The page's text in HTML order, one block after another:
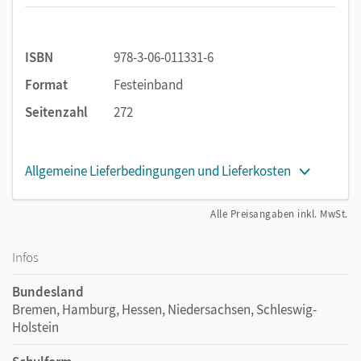
Das Material zur Erweiterung und Vertiefung auf den
Grundlage für Diskussions- und Bewertungsaufträge
eingesetzt werden.
Umfangreiche materialgebundene Aufgaben auf den
Weitergedacht-Seiten
ihr Wissen selbst überprüfen.
systematisierenden Überblick über das Basiswissen.
ISBN
978-3-06-011331-6
Format
Festeinband
Seitenzahl
272
Allgemeine Lieferbedingungen und Lieferkosten
Alle Preisangaben inkl. MwSt.
Infos
Bundesland
Bremen, Hamburg, Hessen, Niedersachsen, Schleswig-
Holstein